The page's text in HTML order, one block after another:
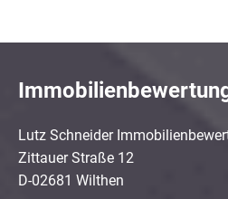
Lutz Schneider
Zittauer Straße 12
D-02681 Wilthen